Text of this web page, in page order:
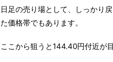
日足の売り場として、しっかり
た価格帯でもあります。
ここから狙うと144.40円付近が